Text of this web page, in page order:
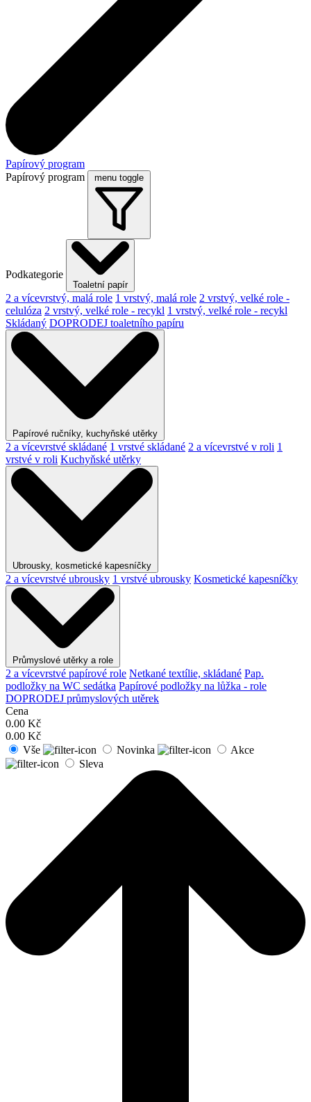
Papírový program
Papírový program
menu toggle
Podkategorie
Toaletní papír
2 a vícevrstvý, malá role 1 vrstvý, malá role 2 vrstvý, velké role -
celulóza 2 vrstvý, velké role - recykl 1 vrstvý, velké role - recykl
Skládaný DOPRODEJ toaletního papíru
Papírové ručníky, kuchyňské utěrky
2 a vícevrstvé skládané 1 vrstvé skládané 2 a vícevrstvé v roli 1
vrstvé v roli Kuchyňské utěrky
Ubrousky, kosmetické kapesníčky
2 a vícevrstvé ubrousky 1 vrstvé ubrousky Kosmetické kapesníčky
Průmyslové utěrky a role
2 a vícevrstvé papírové role Netkané textílie, skládané Pap.
podložky na WC sedátka Papírové podložky na lůžka - role
DOPRODEJ průmyslových utěrek
Cena
0.00 Kč
0.00 Kč
Vše
Novinka
Akce
Sleva